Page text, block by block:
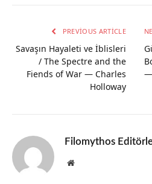
PREVIOUS ARTICLE
Savaşın Hayaleti ve İblisleri
/ The Spectre and the
Fiends of War — Charles
Holloway
—
Filomythos
Website